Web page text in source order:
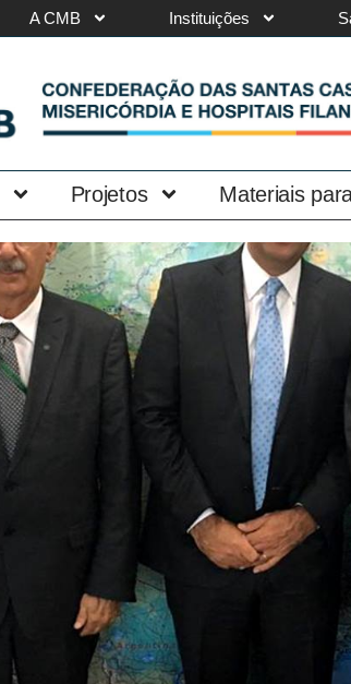
A CMB Instituições
Projetos Materiais